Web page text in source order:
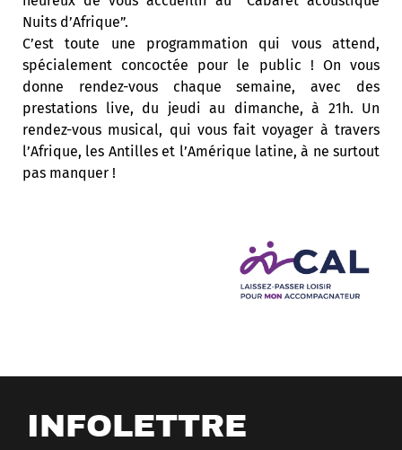
Nuits d’Afrique”.
C’est toute une programmation qui vous attend,
spécialement concoctée pour le public ! On vous
donne rendez-vous chaque semaine, avec des
prestations live, du jeudi au dimanche, à 21h. Un
rendez-vous musical, qui vous fait voyager à travers
l’Afrique, les Antilles et l’Amérique latine, à ne surtout
pas manquer !
INFOLETTRE